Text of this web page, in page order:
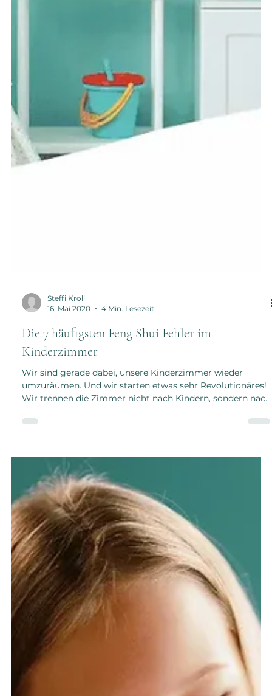
16. Mai 2020
4 Min. Lesezeit
Die 7 häufigsten Feng Shui Fehler im
Kinderzimmer
Wir sind gerade dabei, unsere Kinderzimmer wieder
Wir trennen die Zimmer nicht nach Kindern, sondern nach
größten Fehler sind, verrate ich dir in diesem Beitrag.
Raus mit den Schreibtischen Anlass unserer Umbauaktion
war, dass meine Töchter ohnehin zusammen in einem
Zimmer schlafen und ich ein Arbeitszimmer brauch